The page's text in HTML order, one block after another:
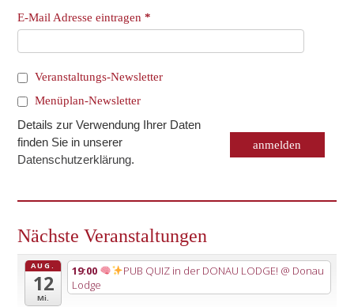
E-Mail Adresse eintragen*
Veranstaltungs-Newsletter
Menüplan-Newsletter
Details zur Verwendung Ihrer Daten
finden Sie in unserer
Datenschutzerklärung.
Nächste Veranstaltungen
AUG.
12
Mi.
19:00 PUB QUIZ in der DONAU LODGE! @ Donau
Lodge